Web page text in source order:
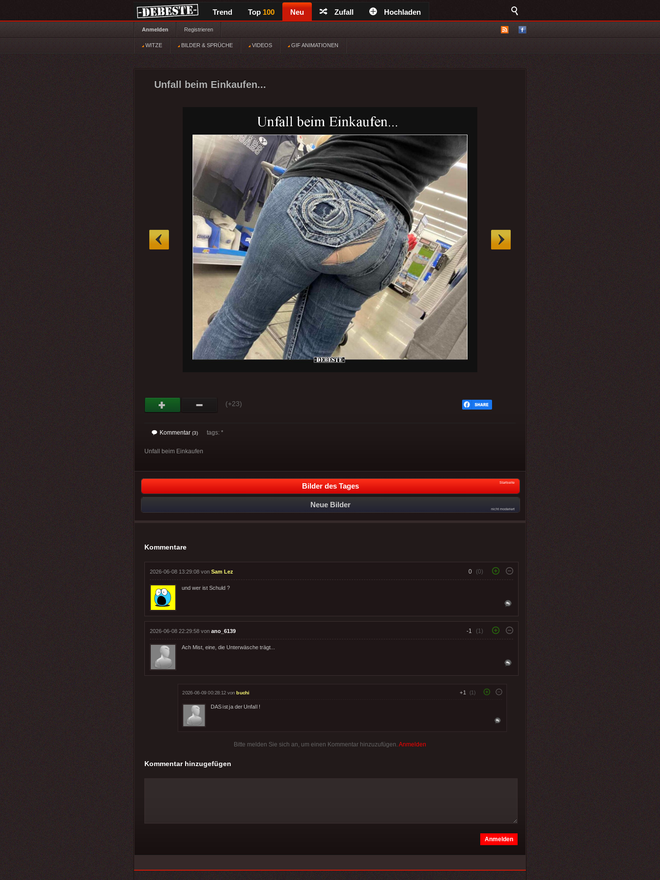
Trend Top 100 Neu Zufall Hochladen
Anmelden Registrieren
WITZE BILDER & SPRÜCHE VIDEOS GIF ANIMATIONEN
Unfall beim Einkaufen...
(+23)
Kommentar (3) tags: *
Unfall beim Einkaufen
Bilder des Tages Startseite
Neue Bilder
nicht moderiert
Kommentare
2026-06-08 13:29:08 von Sam Lez 0 (0)
und wer ist Schuld ?
2026-06-08 22:29:58 von ano_6139 -1 (1)
Ach Mist, eine, die Unterwäsche trägt...
2026-06-09 00:28:12 vonbuchi +1 (1)
DAS ist ja der Unfall !
Bitte melden Sie sich an, um einen Kommentar hinzuzufügen. Anmelden
Kommentar hinzugefügen